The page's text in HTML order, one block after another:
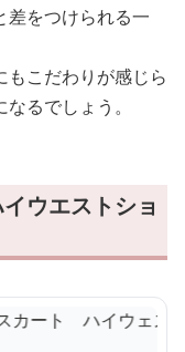
差をつけられる一
こだわりが感じら
るでしょう。
ウエストショ